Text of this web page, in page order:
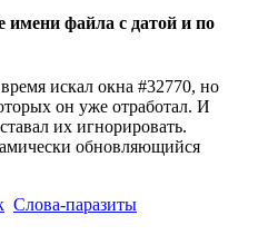
имени файла с датой и по
искал окна #32770, но
он уже отработал. И
их игнорировать.
обновляющийся
Слова-паразиты